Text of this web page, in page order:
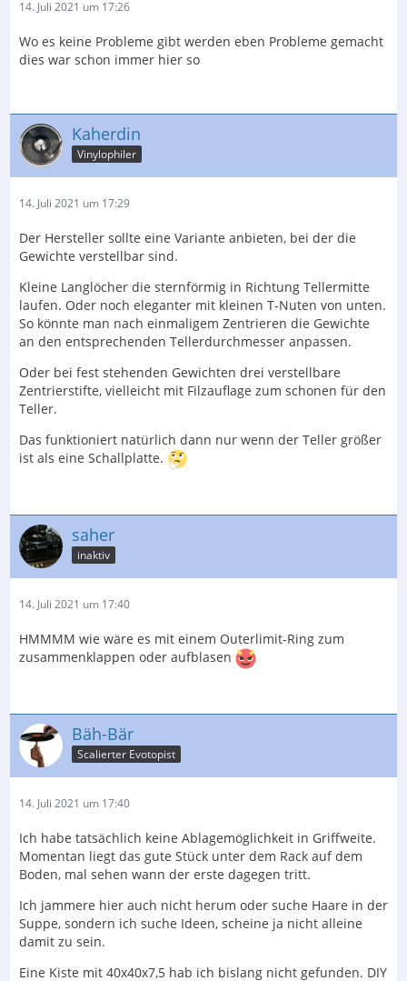
14. Juli 2021 um 17:26
Wo es keine Probleme gibt werden eben Probleme gemacht
dies war schon immer hier so
Kaherdin
Vinylophiler
14. Juli 2021 um 17:29
Der Hersteller sollte eine Variante anbieten, bei der die
Gewichte verstellbar sind.
Kleine Langlöcher die sternförmig in Richtung Tellermitte
laufen. Oder noch eleganter mit kleinen T-Nuten von unten.
So könnte man nach einmaligem Zentrieren die Gewichte
an den entsprechenden Tellerdurchmesser anpassen.
Oder bei fest stehenden Gewichten drei verstellbare
Zentrierstifte, vielleicht mit Filzauflage zum schonen für den
Teller.
Das funktioniert natürlich dann nur wenn der Teller größer
ist als eine Schallplatte.
saher
inaktiv
14. Juli 2021 um 17:40
HMMMM wie wäre es mit einem Outerlimit-Ring zum
zusammenklappen oder aufblasen
Bäh-Bär
Scalierter Evotopist
14. Juli 2021 um 17:40
Ich habe tatsächlich keine Ablagemöglichkeit in Griffweite.
Momentan liegt das gute Stück unter dem Rack auf dem
Boden, mal sehen wann der erste dagegen tritt.
Ich jammere hier auch nicht herum oder suche Haare in der
Suppe, sondern ich suche Ideen, scheine ja nicht alleine
damit zu sein.
Eine Kiste mit 40x40x7,5 hab ich bislang nicht gefunden. DIY